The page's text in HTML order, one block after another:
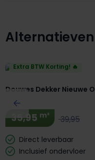
Productgalerij overslaan
Alternatieven
Extra BTW Korting! 🔥
Douwes Dekker Nieuwe
35,95 m² 39,95
Direct leverbaar
Inclusief ondervloer